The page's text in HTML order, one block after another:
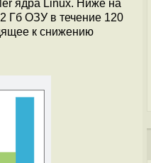
ядра Linux. Ниже на
Гб ОЗУ в течение 120
к снижению